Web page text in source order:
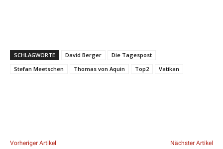
SCHLAGWORTE David Berger
Die Tagespost
Stefan Meetschen
Thomas von Aquin Top2 Vatikan
Vorheriger Artikel Nächster Artikel